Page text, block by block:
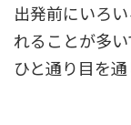
出発前にいろ
れることが多
ひと通り目を